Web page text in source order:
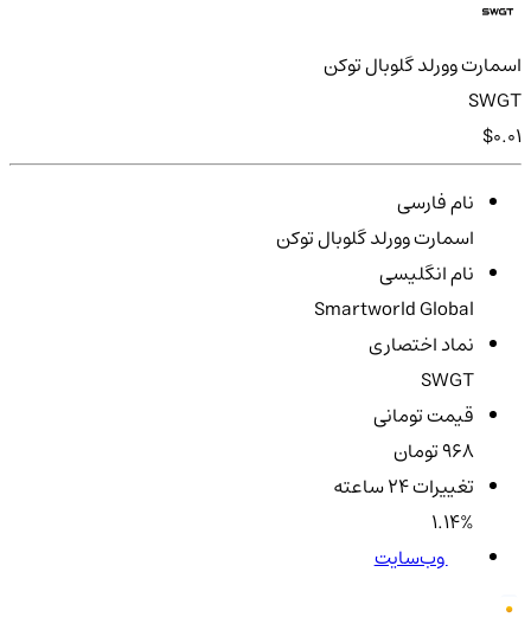
اسمارت وورلد گلوبال توکن
SWGT
$0.01
نام فارسی
اسمارت وورلد گلوبال توکن
نام انگلیسی
Smartworld Global
نماد اختصاری
SWGT
قیمت تومانی
968 تومان
تغییرات ۲۴ ساعته
1.14%
وب‌سایت